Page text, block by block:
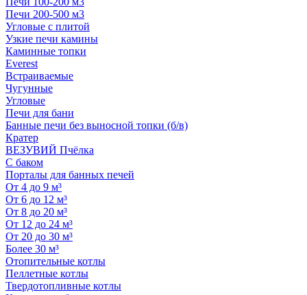
Печи 200-500 м3
Угловые с плитой
Узкие печи камины
Каминные топки
Everest
Встраиваемые
Чугунные
Угловые
Печи для бани
Банные печи без выносной топки (б/в)
Кратер
ВЕЗУВИЙ Пчёлка
С баком
Порталы для банных печей
От 4 до 9 м³
От 6 до 12 м³
От 8 до 20 м³
От 12 до 24 м³
От 20 до 30 м³
Более 30 м³
Отопительные котлы
Пеллетные котлы
Твердотопливные котлы